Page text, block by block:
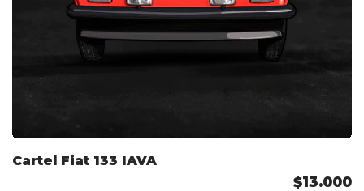
Cartel Fiat 133 IAVA
$13.000